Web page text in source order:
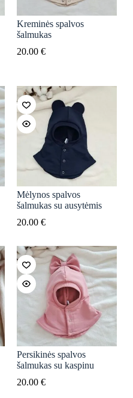
Kreminės spalvos
šalmukas
20.00 €
Mėlynos spalvos
šalmukas su ausytėmis
20.00 €
Persikinės spalvos
šalmukas su kaspinu
20.00 €